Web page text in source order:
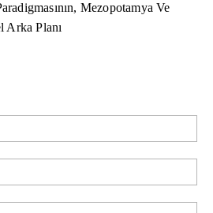
Mezopotamya Ve
Arka Planı